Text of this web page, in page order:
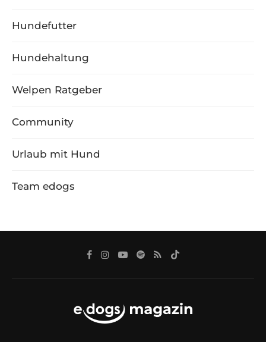
Hundefutter
Hundehaltung
Welpen Ratgeber
Community
Urlaub mit Hund
Team edogs